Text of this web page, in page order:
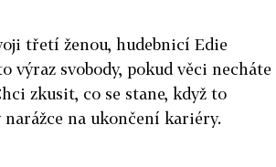
třetí ženou, hudebnicí Edie
výraz svobody, pokud věci necháte
zkusit, co se stane, když to
na ukončení kariéry.